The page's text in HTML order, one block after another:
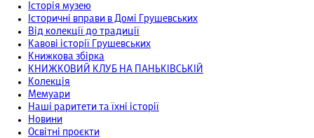
Історія музею
Історичні вправи в Домі Грушевських
Від колекції до традиції
Кавові історії Грушевських
Книжкова збірка
КНИЖКОВИЙ КЛУБ НА ПАНЬКІВСЬКІЙ
Колекція
Мемуари
Наші раритети та їхні історії
Новини
Освітні проєкти